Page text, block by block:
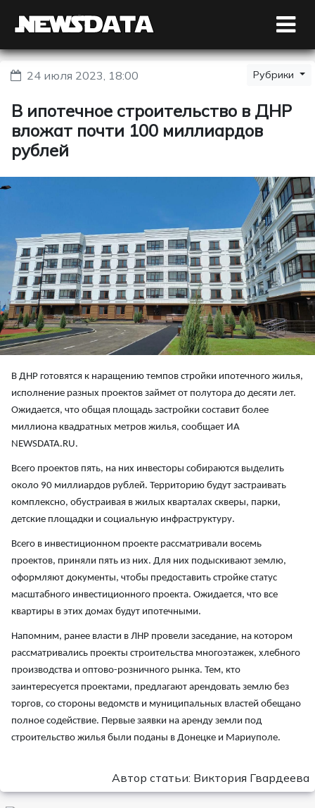
24 июля 2023, 18:00 Рубрики
В ипотечное строительство в ДНР
вложат почти 100 миллиардов
рублей
В ДНР готовятся к наращению темпов стройки ипотечного жилья,
исполнение разных проектов займет от полутора до десяти лет.
Ожидается, что общая площадь застройки составит более
миллиона квадратных метров жилья, сообщает ИА
NEWSDATA.RU.
Всего проектов пять, на них инвесторы собираются выделить
около 90 миллиардов рублей. Территорию будут застраивать
комплексно, обустраивая в жилых кварталах скверы, парки,
детские площадки и социальную инфраструктуру.
Всего в инвестиционном проекте рассматривали восемь
проектов, приняли пять из них. Для них подыскивают землю,
оформляют документы, чтобы предоставить стройке статус
масштабного инвестиционного проекта. Ожидается, что все
квартиры в этих домах будут ипотечными.
Напомним, ранее власти в ЛНР провели заседание, на котором
рассматривались проекты строительства многоэтажек, хлебного
производства и оптово-розничного рынка. Тем, кто
заинтересуется проектами, предлагают арендовать землю без
торгов, со стороны ведомств и муниципальных властей обещано
полное содействие. Первые заявки на аренду земли под
строительство жилья были поданы в Донецке и Мариуполе.
Автор статьи: Виктория Гвардеева